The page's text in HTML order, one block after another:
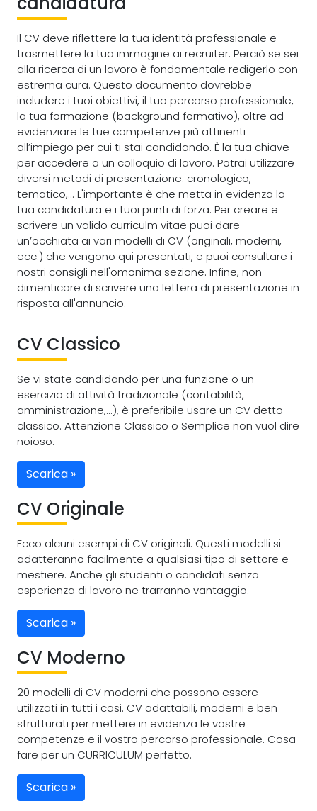
Il CV deve riflettere la tua identità professionale e
trasmettere la tua immagine ai recruiter. Perciò se sei
alla ricerca di un lavoro è fondamentale redigerlo con
estrema cura. Questo documento dovrebbe
includere i tuoi obiettivi, il tuo percorso professionale,
la tua formazione (background formativo), oltre ad
evidenziare le tue competenze più attinenti
all’impiego per cui ti stai candidando. È la tua chiave
per accedere a un colloquio di lavoro. Potrai utilizzare
diversi metodi di presentazione: cronologico,
tematico,... L'importante è che metta in evidenza la
tua candidatura e i tuoi punti di forza. Per creare e
scrivere un valido curriculm vitae puoi dare
un’occhiata ai vari modelli di CV (originali, moderni,
ecc.) che vengono qui presentati, e puoi consultare i
nostri consigli nell'omonima sezione. Infine, non
dimenticare di scrivere una lettera di presentazione in
risposta all'annuncio.
CV Classico
Se vi state candidando per una funzione o un
esercizio di attività tradizionale (contabilità,
amministrazione,...), è preferibile usare un CV detto
classico. Attenzione Classico o Semplice non vuol dire
noioso.
Scarica »
CV Originale
Ecco alcuni esempi di CV originali. Questi modelli si
adatteranno facilmente a qualsiasi tipo di settore e
mestiere. Anche gli studenti o candidati senza
esperienza di lavoro ne trarranno vantaggio.
Scarica »
CV Moderno
20 modelli di CV moderni che possono essere
utilizzati in tutti i casi. CV adattabili, moderni e ben
strutturati per mettere in evidenza le vostre
competenze e il vostro percorso professionale. Cosa
fare per un CURRICULUM perfetto.
Scarica »